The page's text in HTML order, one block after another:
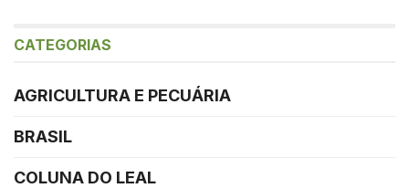
CATEGORIAS
AGRICULTURA E PECUÁRIA
BRASIL
COLUNA DO LEAL